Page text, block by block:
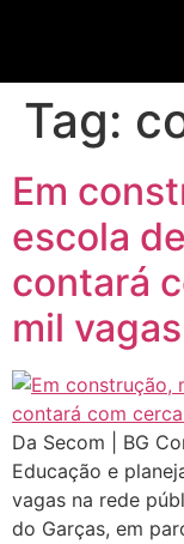
Tag:
Em
escola
contará
mil vagas
Da Secom | BG
Educação e
vagas na rede
do Garças, em